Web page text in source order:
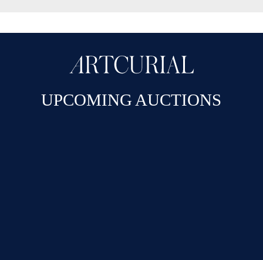
UPCOMING AUCTIONS